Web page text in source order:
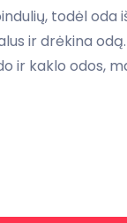
todėl oda
ir drėkina
ir kaklo odos,